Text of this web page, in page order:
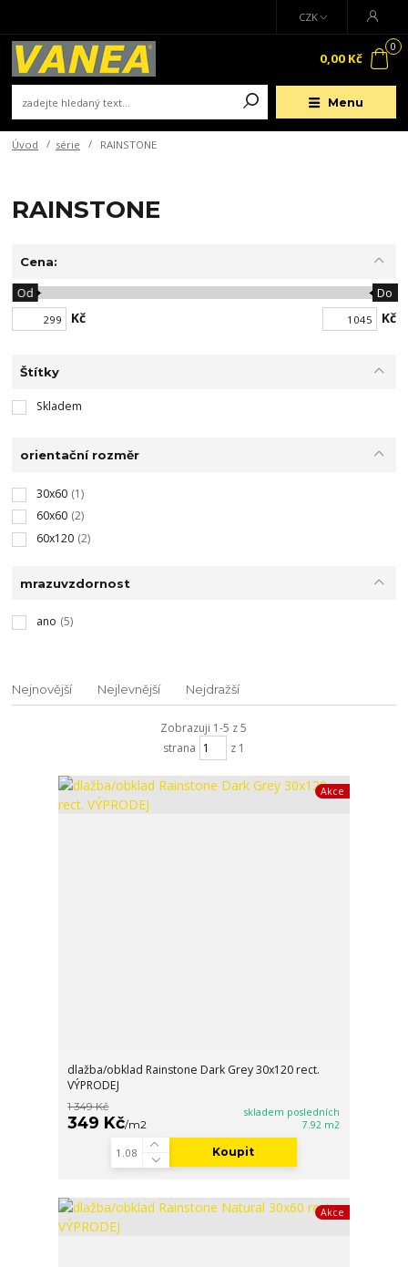
Menu
CZK
0
0,00 Kč
Úvod série RAINSTONE
RAINSTONE
Cena:
Kč
Od Do
Kč
Štítky
Skladem
orientační rozměr
30x60 (1)
60x60 (2)
60x120 (2)
mrazuvzdornost
ano (5)
Nejnovější Nejlevnější Nejdražší
Zobrazuji 1-5 z 5
strana
z 1
Akce
dlažba/obklad Rainstone Dark Grey 30x120 rect.
VÝPRODEJ
1 349 Kč
349 Kč/m2
skladem posledních
7.92 m2
Koupit
Akce